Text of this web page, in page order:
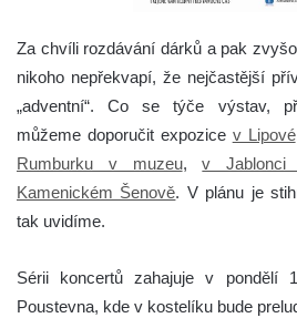
Za chvíli rozdávání dárků a pak
nikoho nepřekvapí, že nejčastější
„adventní“.Co se týče výstav,
můžeme doporučit expozice v Lipové
Rumburku v muzeu,v Jablonci
Kamenickém Šenově. V plánu je
tak uvidíme.
Sérii koncertů zahajuje v pondělí
Poustevna, kde v kostelíku bude